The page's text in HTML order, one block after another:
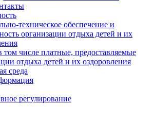
техническое обеспечение и
организации отдыха детей и их
том числе платные, предоставляемые
отдыха детей и их оздоровления
среда
регулирование